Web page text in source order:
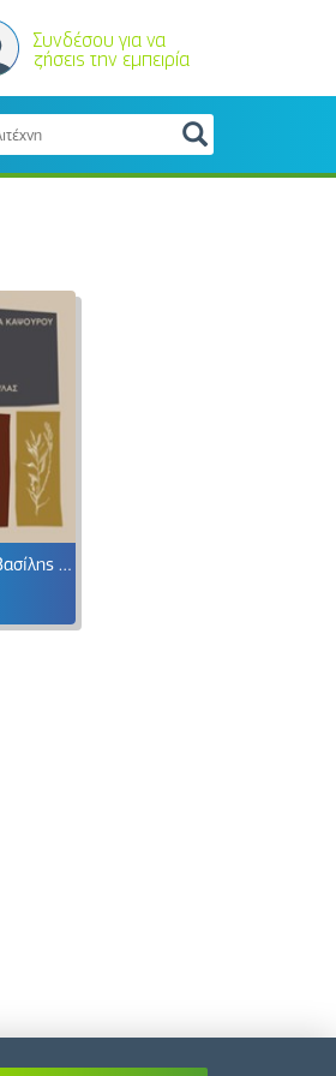
Συνδέσου για να
ζήσεις την εμπειρία
Μίνως Μάτσας & Βασίλης Σκουλάς